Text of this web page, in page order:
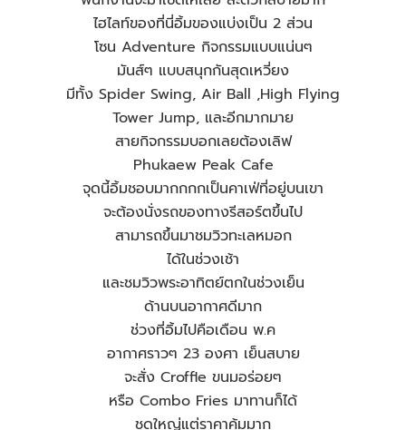
ไฮไลท์ของที่นี่อิ้มของแบ่งเป็น 2 ส่วน
โซน Adventure กิจกรรมแบบแน่นๆ
มันส์ๆ แบบสนุกกันสุดเหวี่ยง
มีทั้ง Spider Swing, Air Ball ,High Flying
Tower Jump, และอีกมากมาย
สายกิจกรรมบอกเลยต้องเลิฟ
Phukaew Peak Cafe
จุดนี้อิ้มชอบมากกกกเป็นคาเฟ่ที่อยู่บนเขา
จะต้องนั่งรถของทางรีสอร์ตขึ้นไป
สามารถขึ้นมาชมวิวทะเลหมอก
ได้ในช่วงเช้า
และชมวิวพระอาทิตย์ตกในช่วงเย็น
ด้านบนอากาศดีมาก
ช่วงที่อิ้มไปคือเดือน พ.ค
อากาศราวๆ 23 องศา เย็นสบาย
จะสั่ง Croffle ขนมอร่อยๆ
หรือ Combo Fries มาทานก็ได้
ชุดใหญ่แต่ราคาคุ้มมาก